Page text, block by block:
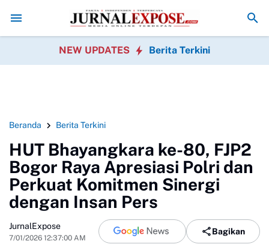
Bisa Berujung Masalah Hukum? Ini yang Perlu Diperhatikan
NEW UPDATES Berita Terkini
Beranda Berita Terkini
HUT Bhayangkara ke-80, FJP2
Bogor Raya Apresiasi Polri dan
Perkuat Komitmen Sinergi
dengan Insan Pers
JurnalExpose
7/01/2026 12:37:00 AM
Bagikan